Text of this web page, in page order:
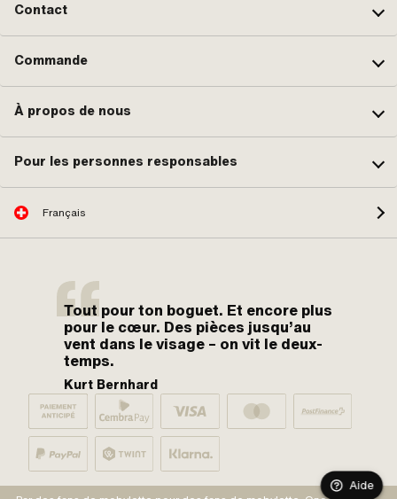
Contact
Commande
À propos de nous
Pour les personnes responsables
Français
Tout pour ton boguet. Et encore plus
pour le cœur. Des pièces jusqu’au
vent dans le visage – on vit le deux-
temps.
Kurt Bernhard
Aide